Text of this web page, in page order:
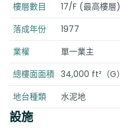
樓層數目
17/F (最高樓層)
落成年份
1977
業權
單一業主
總樓面面積 34,000 ft²（G）
地台種類
水泥地
設施